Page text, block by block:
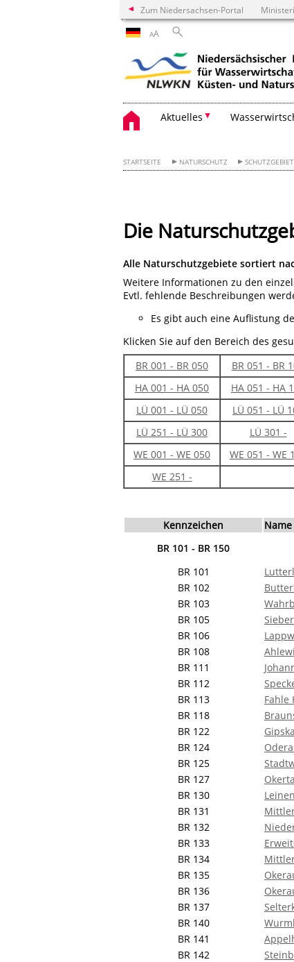
Zum Niedersachsen-Portal
AA
Aktuelles
STARTSEITE NATURSCHUTZ
Die
Alle Naturschutzgebiete sortiert
Weitere Informationen zu den
Evtl. fehlende Beschreibungen
Es gibt auch eine Auflistung
Klicken Sie auf den Bereich des
BR 001 - BR 050
BR 051 - BR
HA 001 - HA 050
HA 051 - HA
LÜ 001 - LÜ 050
LÜ 051 - LÜ
LÜ 251 - LÜ 300
LÜ 301 -
WE 001 - WE 050
WE 051 - WE
WE 251 -
Kennzeichen
Name
BR 101 - BR 150
BR 101
BR 102
BR 103
BR 105
BR 106
BR 108
BR 111
BR 112
BR 113
Fahle
BR 118
BR 122
BR 124
BR 125
BR 127
BR 130
BR 131
BR 132
BR 133
BR 134
BR 135
BR 136
BR 137
BR 140
BR 141
BR 142